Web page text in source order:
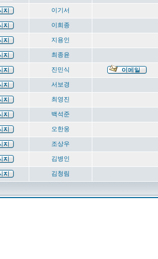
이기서
이희종
지용인
최종윤
진민식
서보경
최영진
백석준
오한웅
조상우
김병인
김청림